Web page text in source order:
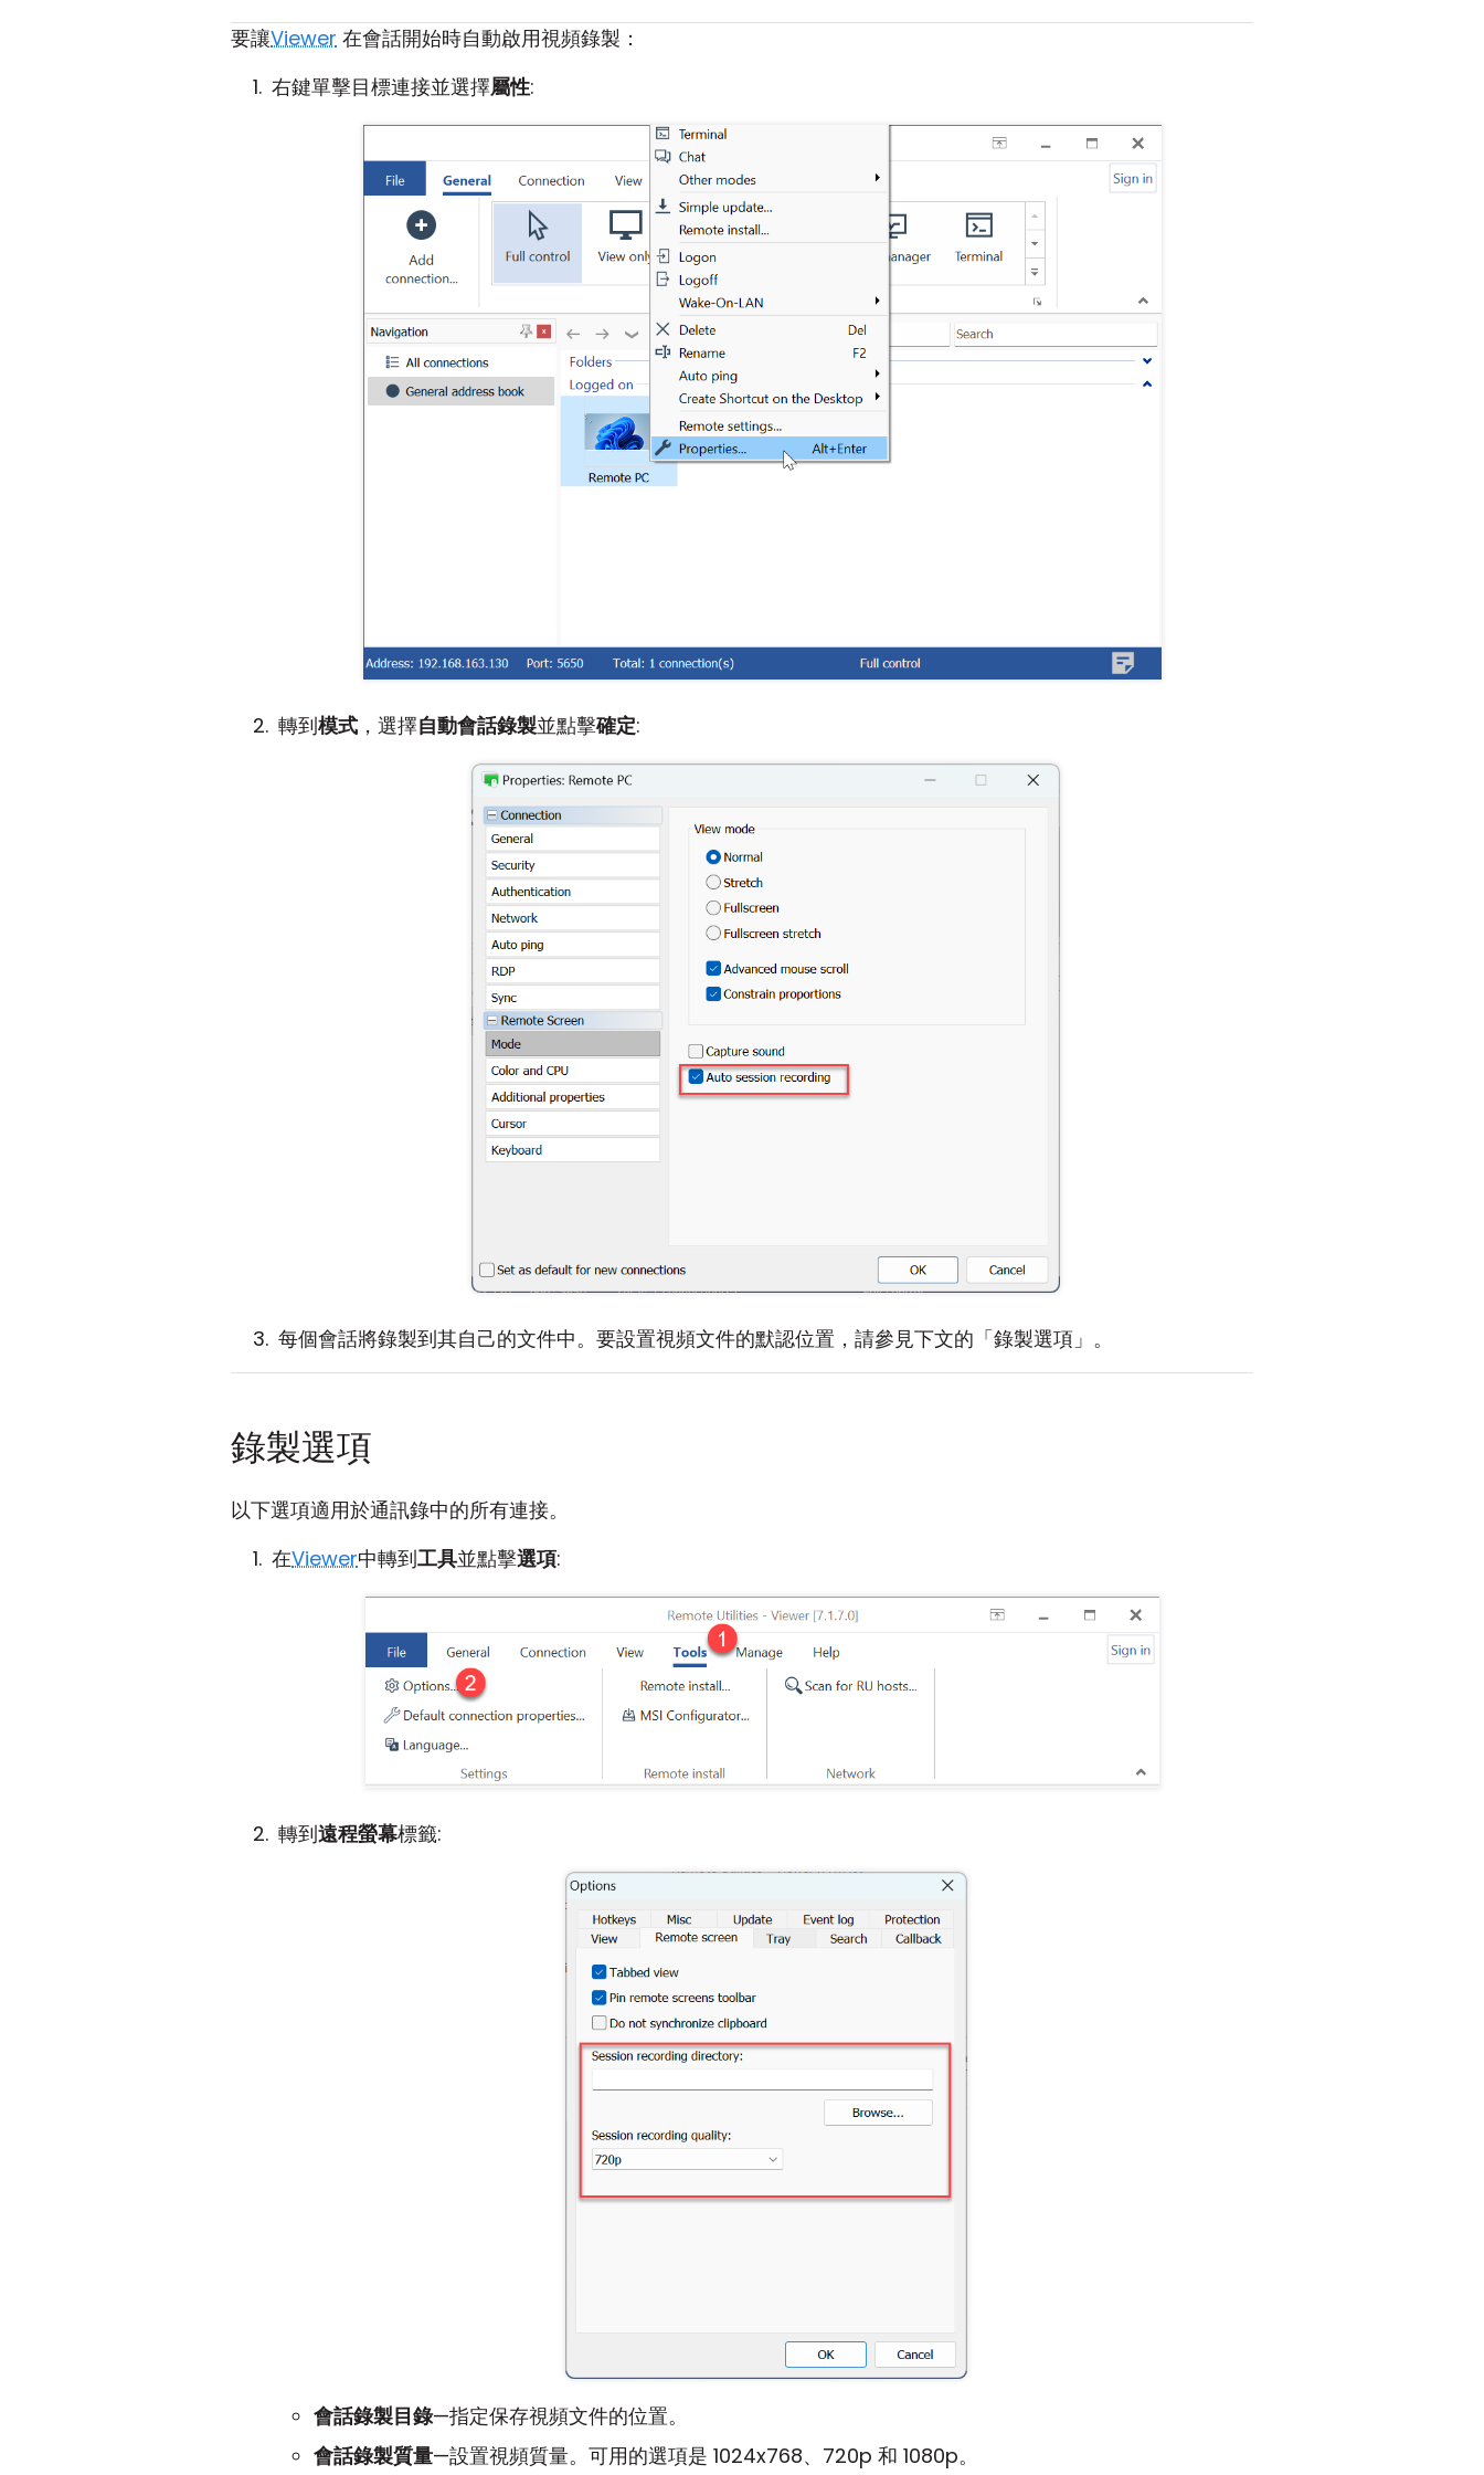
要讓Viewer 在會話開始時自動啟用視頻錄製：
右鍵單擊目標連接並選擇屬性:
轉到模式 ，選擇自動會話錄製並點擊確定:
每個會話將錄製到其自己的文件中。要設置視頻文件的默認位置，請參見下文的「錄製選項」。
錄製選項
以下選項適用於通訊錄中的所有連接。
在Viewer中轉到工具並點擊選項:
轉到遠程螢幕標籤:
會話錄製目錄—指定保存視頻文件的位置。
會話錄製質量—設置視頻質量。可用的選項是 1024x768、720p 和 1080p。